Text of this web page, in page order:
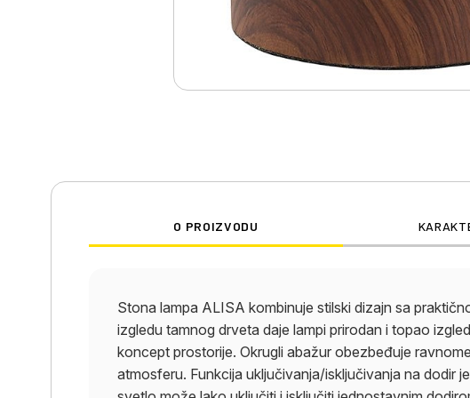
O PROIZVODU
Stona lampa ALISA kombinuje stilski dizajn sa
izgledu tamnog drveta daje lampi prirodan i topao
koncept prostorije. Okrugli abažur obezbeđuje
atmosferu. Funkcija uključivanja/isključivanja na dodir